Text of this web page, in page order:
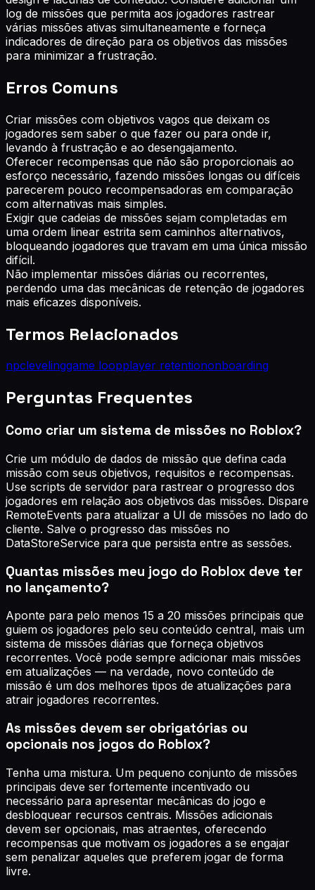
log de missões que permita aos jogadores rastrear
várias missões ativas simultaneamente e forneça
indicadores de direção para os objetivos das missões
para minimizar a frustração.
Erros Comuns
Criar missões com objetivos vagos que deixam os
jogadores sem saber o que fazer ou para onde ir,
levando à frustração e ao desengajamento.
Oferecer recompensas que não são proporcionais ao
esforço necessário, fazendo missões longas ou difíceis
parecerem pouco recompensadoras em comparação
com alternativas mais simples.
Exigir que cadeias de missões sejam completadas em
uma ordem linear estrita sem caminhos alternativos,
bloqueando jogadores que travam em uma única missão
difícil.
Não implementar missões diárias ou recorrentes,
perdendo uma das mecânicas de retenção de jogadores
mais eficazes disponíveis.
Termos Relacionados
npclevelinggame loopplayer retentiononboarding
Perguntas Frequentes
Como criar um sistema de missões no Roblox?
Crie um módulo de dados de missão que defina cada
missão com seus objetivos, requisitos e recompensas.
Use scripts de servidor para rastrear o progresso dos
jogadores em relação aos objetivos das missões. Dispare
RemoteEvents para atualizar a UI de missões no lado do
cliente. Salve o progresso das missões no
DataStoreService para que persista entre as sessões.
Quantas missões meu jogo do Roblox deve ter
no lançamento?
Aponte para pelo menos 15 a 20 missões principais que
guiem os jogadores pelo seu conteúdo central, mais um
sistema de missões diárias que forneça objetivos
recorrentes. Você pode sempre adicionar mais missões
em atualizações — na verdade, novo conteúdo de
missão é um dos melhores tipos de atualizações para
atrair jogadores recorrentes.
As missões devem ser obrigatórias ou
opcionais nos jogos do Roblox?
Tenha uma mistura. Um pequeno conjunto de missões
principais deve ser fortemente incentivado ou
necessário para apresentar mecânicas do jogo e
desbloquear recursos centrais. Missões adicionais
devem ser opcionais, mas atraentes, oferecendo
recompensas que motivam os jogadores a se engajar
sem penalizar aqueles que preferem jogar de forma
livre.